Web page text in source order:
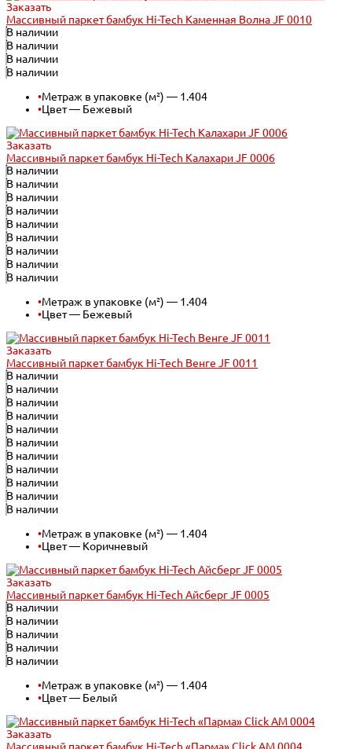
Заказать
Массивный паркет бамбук Hi-Tech Каменная Волна JF 0010
В наличии
В наличии
В наличии
В наличии
•Метраж в упаковке (м²) — 1.404
•Цвет — Бежевый
Заказать
Массивный паркет бамбук Hi-Tech Калахари JF 0006
В наличии
В наличии
В наличии
В наличии
В наличии
В наличии
В наличии
В наличии
В наличии
•Метраж в упаковке (м²) — 1.404
•Цвет — Бежевый
Заказать
Массивный паркет бамбук Hi-Tech Венге JF 0011
В наличии
В наличии
В наличии
В наличии
В наличии
В наличии
В наличии
В наличии
В наличии
В наличии
В наличии
•Метраж в упаковке (м²) — 1.404
•Цвет — Коричневый
Заказать
Массивный паркет бамбук Hi-Tech Айсберг JF 0005
В наличии
В наличии
В наличии
В наличии
В наличии
•Метраж в упаковке (м²) — 1.404
•Цвет — Белый
Заказать